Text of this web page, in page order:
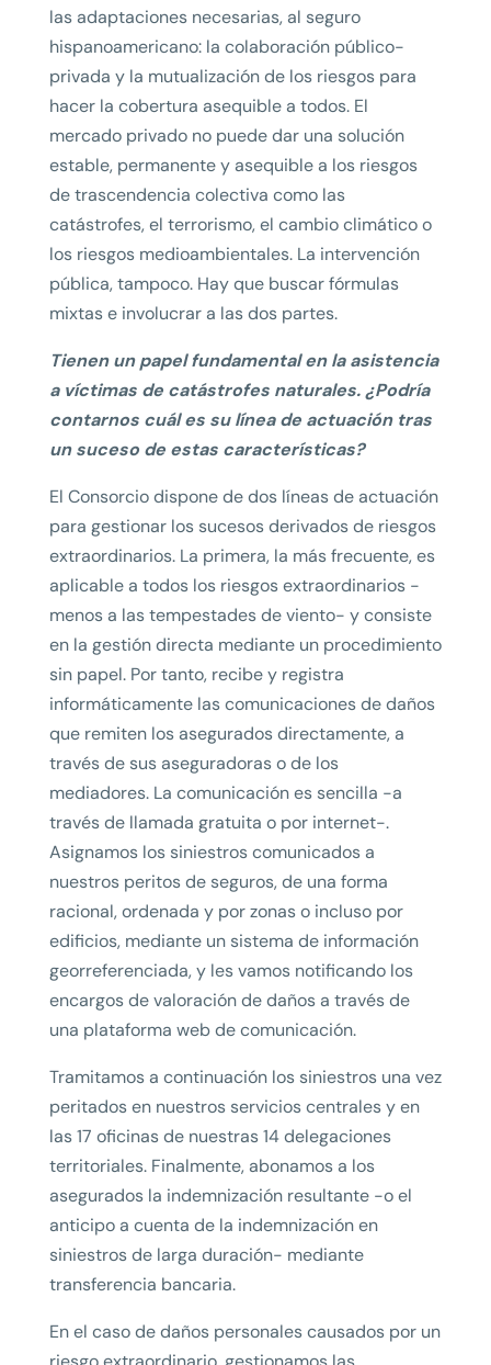
las adaptaciones necesarias, al seguro
hispanoamericano: la colaboración público-
privada y la mutualización de los riesgos para
hacer la cobertura asequible a todos. El
mercado privado no puede dar una solución
estable, permanente y asequible a los riesgos
de trascendencia colectiva como las
catástrofes, el terrorismo, el cambio climático o
los riesgos medioambientales. La intervención
pública, tampoco. Hay que buscar fórmulas
mixtas e involucrar a las dos partes.
Tienen un papel fundamental en la asistencia
a víctimas de catástrofes naturales. ¿Podría
contarnos cuál es su línea de actuación tras
un suceso de estas características?
El Consorcio dispone de dos líneas de actuación
para gestionar los sucesos derivados de riesgos
extraordinarios. La primera, la más frecuente, es
aplicable a todos los riesgos extraordinarios -
menos a las tempestades de viento- y consiste
en la gestión directa mediante un procedimiento
sin papel. Por tanto, recibe y registra
informáticamente las comunicaciones de daños
que remiten los asegurados directamente, a
través de sus aseguradoras o de los
mediadores. La comunicación es sencilla -a
través de llamada gratuita o por internet-.
Asignamos los siniestros comunicados a
nuestros peritos de seguros, de una forma
racional, ordenada y por zonas o incluso por
edificios, mediante un sistema de información
georreferenciada, y les vamos notificando los
encargos de valoración de daños a través de
una plataforma web de comunicación.
Tramitamos a continuación los siniestros una vez
peritados en nuestros servicios centrales y en
las 17 oficinas de nuestras 14 delegaciones
territoriales. Finalmente, abonamos a los
asegurados la indemnización resultante -o el
anticipo a cuenta de la indemnización en
siniestros de larga duración- mediante
transferencia bancaria.
En el caso de daños personales causados por un